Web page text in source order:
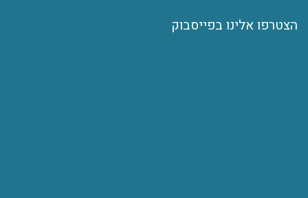
הצטרפו אלינו בפייסבוק